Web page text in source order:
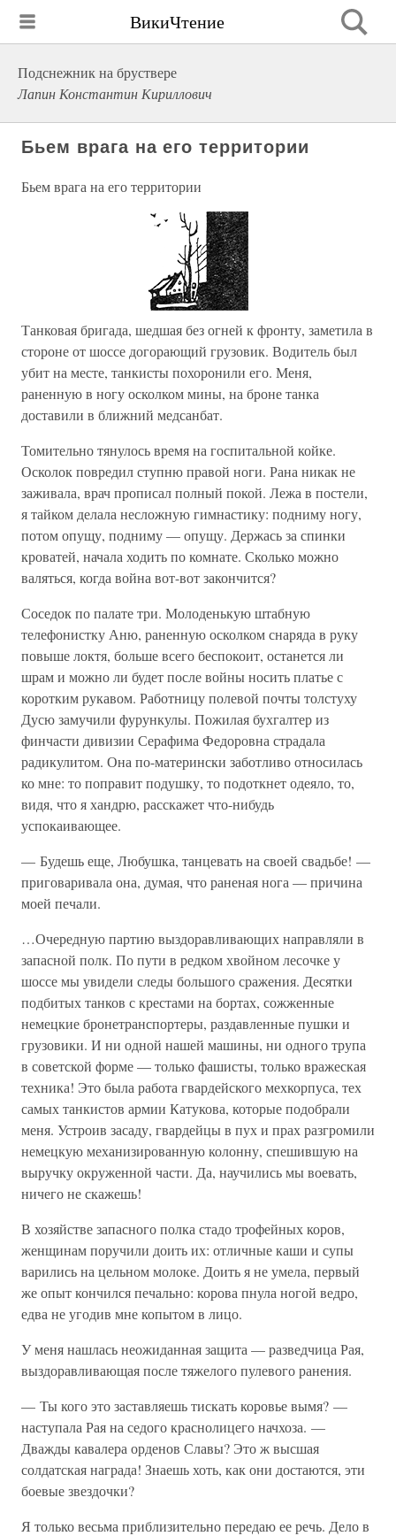
ВикиЧтение
Подснежник на бруствере
Лапин Константин Кириллович
Бьем врага на его территории
Бьем врага на его территории
Танковая бригада, шедшая без огней к фронту, заметила в
стороне от шоссе догорающий грузовик. Водитель был
убит на месте, танкисты похоронили его. Меня,
раненную в ногу осколком мины, на броне танка
доставили в ближний медсанбат.
Томительно тянулось время на госпитальной койке.
Осколок повредил ступню правой ноги. Рана никак не
заживала, врач прописал полный покой. Лежа в постели,
я тайком делала несложную гимнастику: подниму ногу,
потом опущу, подниму — опущу. Держась за спинки
кроватей, начала ходить по комнате. Сколько можно
валяться, когда война вот-вот закончится?
Соседок по палате три. Молоденькую штабную
телефонистку Аню, раненную осколком снаряда в руку
повыше локтя, больше всего беспокоит, останется ли
шрам и можно ли будет после войны носить платье с
коротким рукавом. Работницу полевой почты толстуху
Дусю замучили фурункулы. Пожилая бухгалтер из
финчасти дивизии Серафима Федоровна страдала
радикулитом. Она по-матерински заботливо относилась
ко мне: то поправит подушку, то подоткнет одеяло, то,
видя, что я хандрю, расскажет что-нибудь
успокаивающее.
— Будешь еще, Любушка, танцевать на своей свадьбе! —
приговаривала она, думая, что раненая нога — причина
моей печали.
…Очередную партию выздоравливающих направляли в
запасной полк. По пути в редком хвойном лесочке у
шоссе мы увидели следы большого сражения. Десятки
подбитых танков с крестами на бортах, сожженные
немецкие бронетранспортеры, раздавленные пушки и
грузовики. И ни одной нашей машины, ни одного трупа
в советской форме — только фашисты, только вражеская
техника! Это была работа гвардейского мехкорпуса, тех
самых танкистов армии Катукова, которые подобрали
меня. Устроив засаду, гвардейцы в пух и прах разгромили
немецкую механизированную колонну, спешившую на
выручку окруженной части. Да, научились мы воевать,
ничего не скажешь!
В хозяйстве запасного полка стадо трофейных коров,
женщинам поручили доить их: отличные каши и супы
варились на цельном молоке. Доить я не умела, первый
же опыт кончился печально: корова пнула ногой ведро,
едва не угодив мне копытом в лицо.
У меня нашлась неожиданная защита — разведчица Рая,
выздоравливающая после тяжелого пулевого ранения.
— Ты кого это заставляешь тискать коровье вымя? —
наступала Рая на седого краснолицего начхоза. —
Дважды кавалера орденов Славы? Это ж высшая
солдатская награда! Знаешь хоть, как они достаются, эти
боевые звездочки?
Я только весьма приблизительно передаю ее речь. Дело в